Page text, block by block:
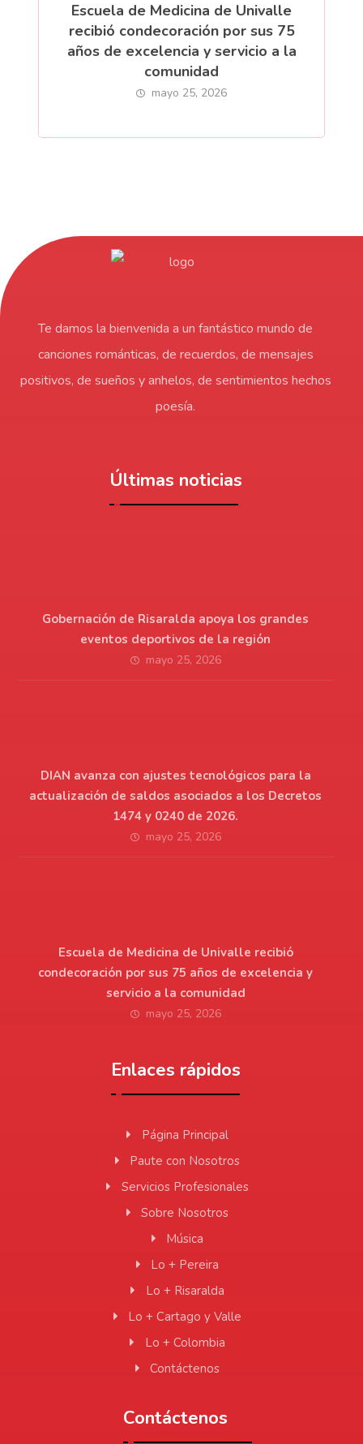
Escuela de Medicina de Univalle
recibió condecoración por sus 75
años de excelencia y servicio a la
comunidad
mayo 25, 2026
Te damos la bienvenida a un fantástico mundo de
canciones románticas, de recuerdos, de mensajes
positivos, de sueños y anhelos, de sentimientos hechos
poesía.
Últimas noticias
Gobernación de Risaralda apoya los grandes
eventos deportivos de la región
mayo 25, 2026
DIAN avanza con ajustes tecnológicos para la
actualización de saldos asociados a los Decretos
1474 y 0240 de 2026.
mayo 25, 2026
Escuela de Medicina de Univalle recibió
condecoración por sus 75 años de excelencia y
servicio a la comunidad
mayo 25, 2026
Enlaces rápidos
Página Principal
Paute con Nosotros
Servicios Profesionales
Sobre Nosotros
Música
Lo + Pereira
Lo + Risaralda
Lo + Cartago y Valle
Lo + Colombia
Contáctenos
Contáctenos